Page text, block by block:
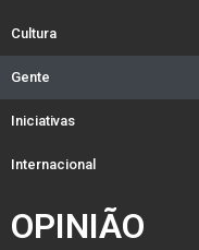
Cultura
Gente
Iniciativas
Internacional
OPINIÃO